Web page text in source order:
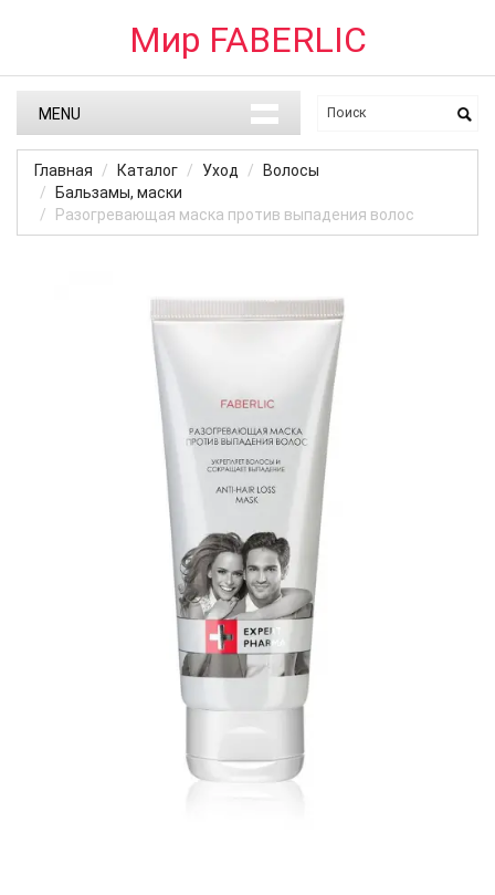
Мир FABERLIC
MENU
Главная Каталог Уход
Волосы
Бальзамы, маски
Разогревающая маска против выпадения волос